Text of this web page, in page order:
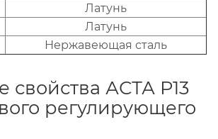
Латунь
Латунь
Нержавеющая сталь
свойства АСТА Р13
регулирующего